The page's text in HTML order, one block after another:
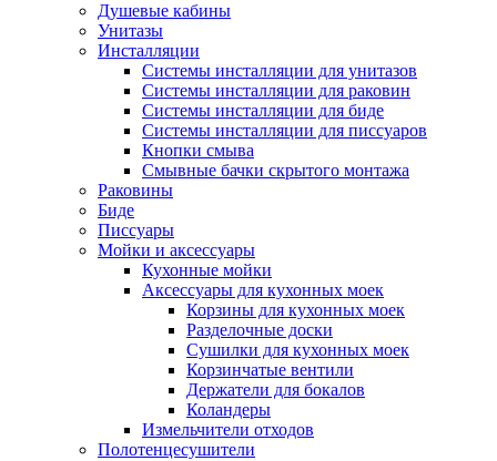
Душевые кабины
Унитазы
Инсталляции
Системы инсталляции для унитазов
Системы инсталляции для раковин
Системы инсталляции для биде
Системы инсталляции для писсуаров
Кнопки смыва
Смывные бачки скрытого монтажа
Раковины
Биде
Писсуары
Мойки и аксессуары
Кухонные мойки
Аксессуары для кухонных моек
Корзины для кухонных моек
Разделочные доски
Сушилки для кухонных моек
Корзинчатые вентили
Держатели для бокалов
Коландеры
Измельчители отходов
Полотенцесушители